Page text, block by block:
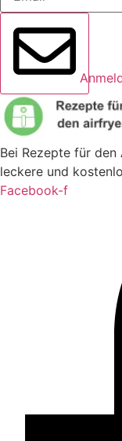
Bei Rezepte für
leckere und
Facebook-f